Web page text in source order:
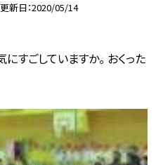
更新日 2020/05/14
すごしていますか。 おくった